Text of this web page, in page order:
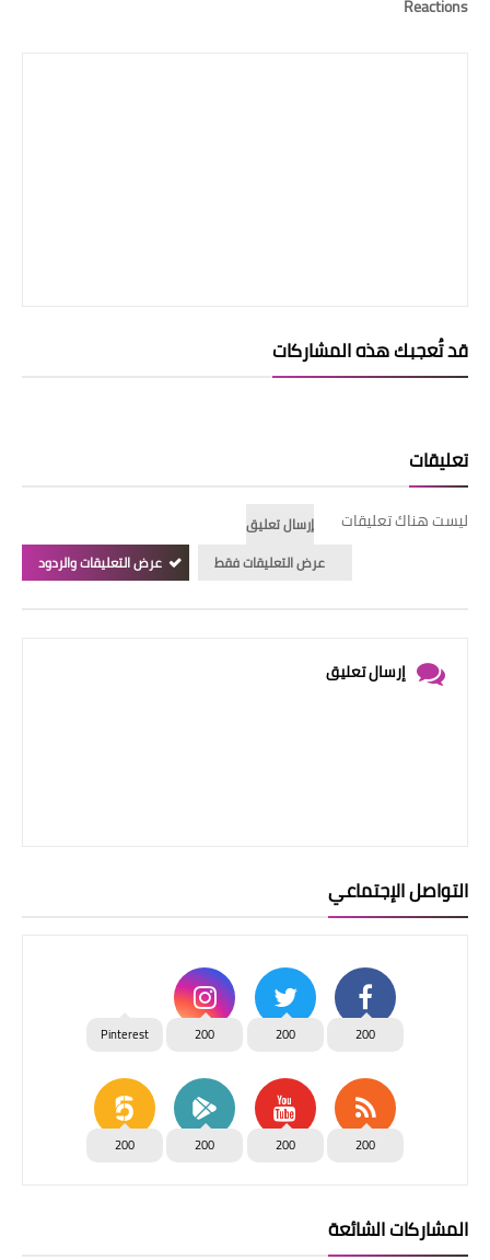
Reactions
قد تُعجبك هذه المشاركات
تعليقات
ليست هناك تعليقات
إرسال تعليق
عرض التعليقات فقط
عرض التعليقات والردود
إرسال تعليق
التواصل الإجتماعي
200
200
200
Pinterest
200
200
200
200
المشاركات الشائعة